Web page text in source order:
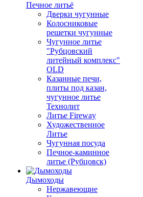
Печное литьё
Дверки чугунные
Колосниковые
решетки чугунные
Чугунное литье
"Рубцовский
литейный комплекс"
OLD
Казанные печи,
плиты под казан,
чугунное литье
Технолит
Литье Fireway
Художественное
Литье
Чугунная посуда
Печное-каминное
литье (Рубцовск)
Дымоходы
Нержавеющие